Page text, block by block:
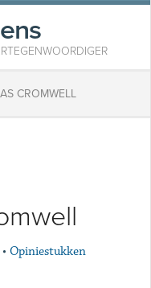
CROMWELL
• Opiniestukken